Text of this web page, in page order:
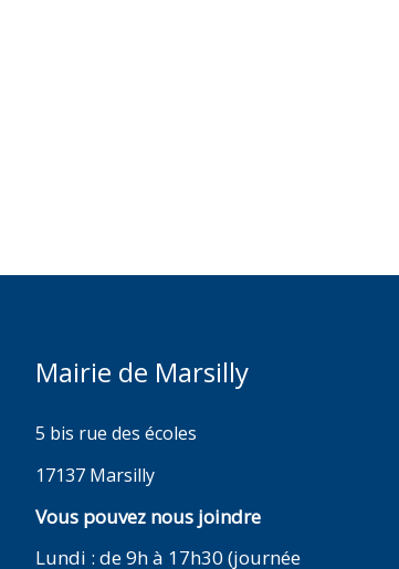
Mairie de Marsilly
5 bis rue des écoles
17137 Marsilly
Vous pouvez nous joindre
Lundi : de 9h à 17h30 (journée